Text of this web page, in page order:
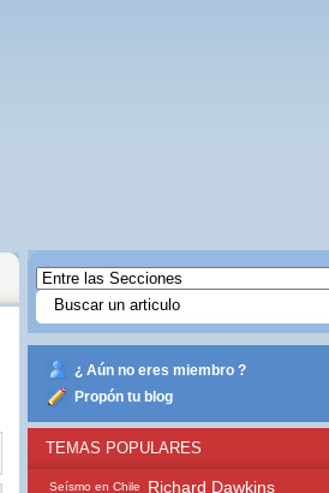
¿ Aún no eres miembro ?
Propón tu blog
TEMAS POPULARES
Seísmo en Chile Richard Dawkins